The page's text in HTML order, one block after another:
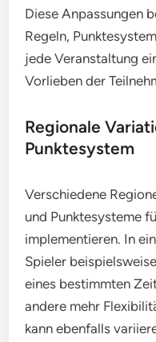
Diese Anpassungen
Regeln,
jede Veranstaltung
Vorlieben der
Regionale
Punktesystem
Verschiedene
und Punktesysteme
implementieren. In
Spieler
eines bestimmten
andere mehr
kann ebenfalls